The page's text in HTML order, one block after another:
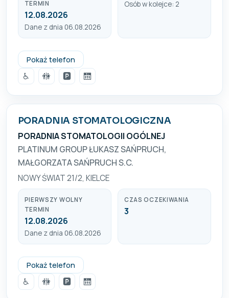
TERMIN
12.08.2026
Dane z dnia 06.08.2026
Osób w kolejce: 2
Pokaż telefon
41 26 62 385
♿
🚻 🅿️ 🛗
PORADNIA STOMATOLOGICZNA
PORADNIA STOMATOLOGII OGÓLNEJ
PLATINUM GROUP ŁUKASZ SAŃPRUCH,
MAŁGORZATA SAŃPRUCH S.C.
NOWY ŚWIAT 21/2, KIELCE
PIERWSZY WOLNY
TERMIN
12.08.2026
Dane z dnia 06.08.2026
CZAS OCZEKIWANIA
3
Pokaż telefon
535 111 000
♿
🚻 🅿️ 🛗